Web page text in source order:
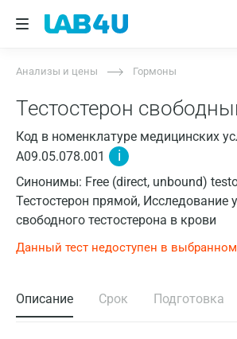
Анализы и цены Гормоны
Тестостерон
Код в номенклатуре медицинских
A09.05.078.001
i
Синонимы: Free (direct, unbound)
Тестостерон прямой, Исследование
свободного тестостерона в крови
Данный тест недоступен в
Описание Срок Подготовка